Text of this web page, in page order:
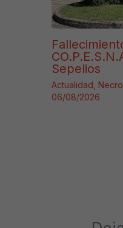
Sepelios
Actualidad
06/08/2026